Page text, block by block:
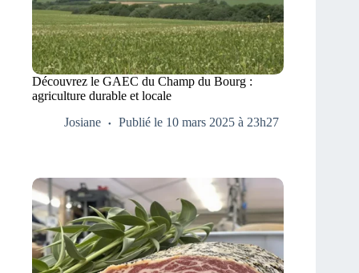
Découvrez le GAEC du Champ du Bourg :
agriculture durable et locale
Josiane
Publié le 10 mars 2025 à 23h27